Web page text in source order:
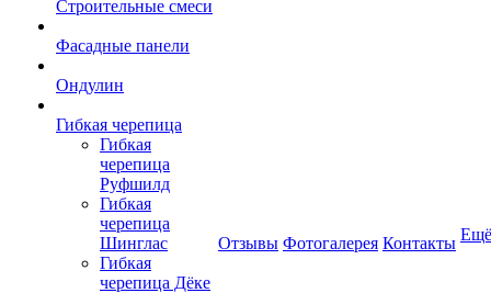
Строительные смеси
Фасадные панели
Ондулин
Гибкая черепица
Гибкая
черепица
Руфшилд
Гибкая
черепица
Шинглас
Гибкая
черепица Дёке
Отзывы Фотогалерея Контакты Ещё